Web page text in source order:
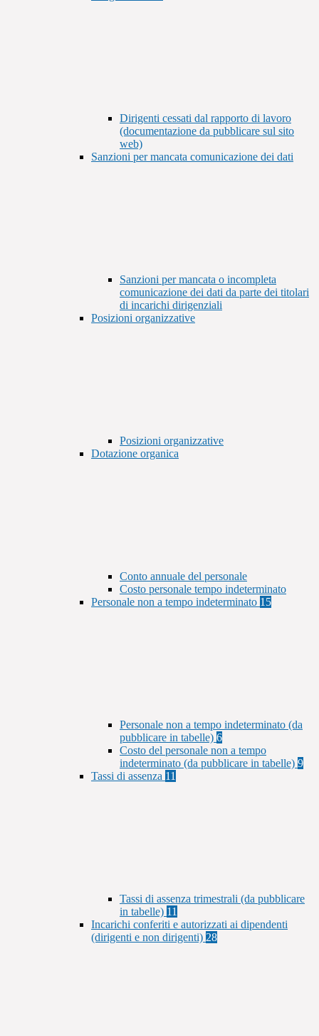
Dirigenti cessati dal rapporto di lavoro
(documentazione da pubblicare sul sito
web)
Sanzioni per mancata comunicazione dei dati
Sanzioni per mancata o incompleta
comunicazione dei dati da parte dei titolari
di incarichi dirigenziali
Posizioni organizzative
Posizioni organizzative
Dotazione organica
Conto annuale del personale
Costo personale tempo indeterminato
Personale non a tempo indeterminato 15
Personale non a tempo indeterminato (da
pubblicare in tabelle) 6
Costo del personale non a tempo
indeterminato (da pubblicare in tabelle) 9
Tassi di assenza 11
Tassi di assenza trimestrali (da pubblicare
in tabelle) 11
Incarichi conferiti e autorizzati ai dipendenti
(dirigenti e non dirigenti) 28